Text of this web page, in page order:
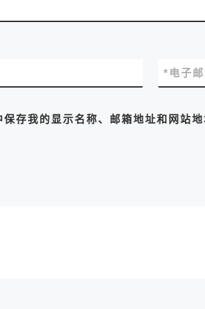
电子
*
存我的显示名称、邮箱地址和网站地